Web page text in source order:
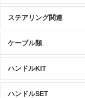
ステアリング関連
ケーブル類
ハンドルKIT
ハンドルSET